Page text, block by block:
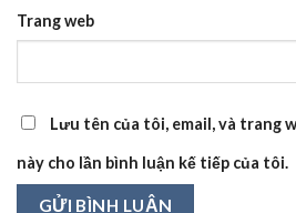
Trang web
Lưu tên của tôi, email, và trang
này cho lần bình luận kế tiếp của tôi.